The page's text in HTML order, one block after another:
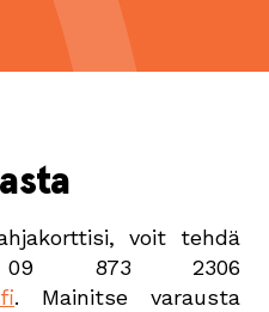
voit tehdä
09 873 2306
. Mainitse varausta